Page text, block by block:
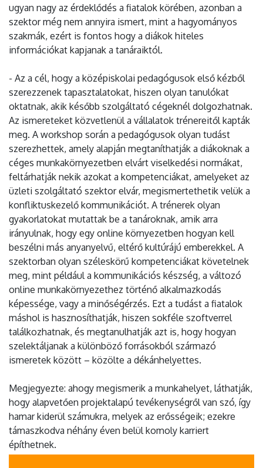
ugyan nagy az érdeklődés a fiatalok körében, azonban a
szektor még nem annyira ismert, mint a hagyományos
szakmák, ezért is fontos hogy a diákok hiteles
információkat kapjanak a tanáraiktól.
- Az a cél, hogy a középiskolai pedagógusok első kézből
szerezzenek tapasztalatokat, hiszen olyan tanulókat
oktatnak, akik később szolgáltató cégeknél dolgozhatnak.
Az ismereteket közvetlenül a vállalatok trénereitől kapták
meg. A workshop során a pedagógusok olyan tudást
szerezhettek, amely alapján megtaníthatják a diákoknak a
céges munkakörnyezetben elvárt viselkedési normákat,
feltárhatják nekik azokat a kompetenciákat, amelyeket az
üzleti szolgáltató szektor elvár, megismertethetik velük a
konfliktuskezelő kommunikációt. A trénerek olyan
gyakorlatokat mutattak be a tanároknak, amik arra
irányulnak, hogy egy online környezetben hogyan kell
beszélni más anyanyelvű, eltérő kultúrájú emberekkel. A
szektorban olyan széleskörű kompetenciákat követelnek
meg, mint például a kommunikációs készség, a változó
online munkakörnyezethez történő alkalmazkodás
képessége, vagy a minőségérzés. Ezt a tudást a fiatalok
máshol is hasznosíthatják, hiszen sokféle szoftverrel
találkozhatnak, és megtanulhatják azt is, hogy hogyan
szelektáljanak a különböző forrásokból származó
ismeretek között – közölte a dékánhelyettes.
Megjegyezte: ahogy megismerik a munkahelyet, láthatják,
hogy alapvetően projektalapú tevékenységről van szó, így
hamar kiderül számukra, melyek az erősségeik; ezekre
támaszkodva néhány éven belül komoly karriert
építhetnek.